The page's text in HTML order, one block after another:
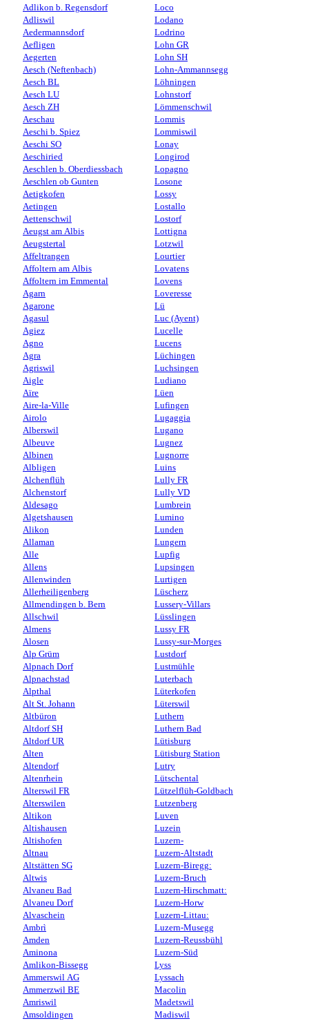
Adlikon b. Regensdorf
Adliswil
Aedermannsdorf
Aefligen
Aegerten
Aesch (Neftenbach)
Aesch BL
Aesch LU
Aesch ZH
Aeschau
Aeschi b. Spiez
Aeschi SO
Aeschiried
Aeschlen b. Oberdiessbach
Aeschlen ob Gunten
Aetigkofen
Aetingen
Aettenschwil
Aeugst am Albis
Aeugstertal
Affeltrangen
Affoltern am Albis
Affoltern im Emmental
Agarn
Agarone
Agasul
Agiez
Agno
Agra
Agriswil
Aigle
Aïre
Aire-la-Ville
Airolo
Alberswil
Albeuve
Albinen
Albligen
Alchenflüh
Alchenstorf
Aldesago
Algetshausen
Alikon
Allaman
Alle
Allens
Allenwinden
Allerheiligenberg
Allmendingen b. Bern
Allschwil
Almens
Alosen
Alp Grüm
Alpnach Dorf
Alpnachstad
Alpthal
Alt St. Johann
Altbüron
Altdorf SH
Altdorf UR
Alten
Altendorf
Altenrhein
Alterswil FR
Alterswilen
Altikon
Altishausen
Altishofen
Altnau
Altstätten SG
Altwis
Alvaneu Bad
Alvaneu Dorf
Alvaschein
Ambrì
Amden
Aminona
Amlikon-Bissegg
Ammerswil AG
Ammerzwil BE
Amriswil
Amsoldingen
Loco
Lodano
Lodrino
Lohn GR
Lohn SH
Lohn-Ammannsegg
Löhningen
Lohnstorf
Lömmenschwil
Lommis
Lommiswil
Lonay
Longirod
Lopagno
Losone
Lossy
Lostallo
Lostorf
Lottigna
Lotzwil
Lourtier
Lovatens
Lovens
Loveresse
Lü
Luc (Ayent)
Lucelle
Lucens
Lüchingen
Luchsingen
Ludiano
Lüen
Lufingen
Lugaggia
Lugano
Lugnez
Lugnorre
Luins
Lully FR
Lully VD
Lumbrein
Lumino
Lunden
Lungern
Lupfig
Lupsingen
Lurtigen
Lüscherz
Lussery-Villars
Lüsslingen
Lussy FR
Lussy-sur-Morges
Lustdorf
Lustmühle
Luterbach
Lüterkofen
Lüterswil
Luthern
Luthern Bad
Lütisburg
Lütisburg Station
Lutry
Lütschental
Lützelflüh-Goldbach
Lutzenberg
Luven
Luzein
Luzern-
Luzern-Altstadt
Luzern-Biregg:
Luzern-Bruch
Luzern-Hirschmatt:
Luzern-Horw
Luzern-Littau:
Luzern-Musegg
Luzern-Reussbühl
Luzern-Süd
Lyss
Lyssach
Macolin
Madetswil
Madiswil